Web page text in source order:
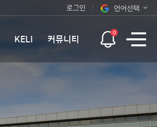
오늘 하루 보지 않기
로그인 언어선택
ENG
KELI 커뮤니티
0